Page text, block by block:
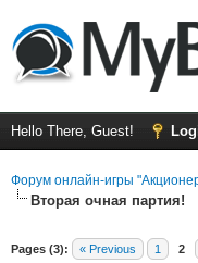
Hello There, Guest!
Форум онлайн-игры
Вторая очная партия!
Pages (3): « Previous 1 2